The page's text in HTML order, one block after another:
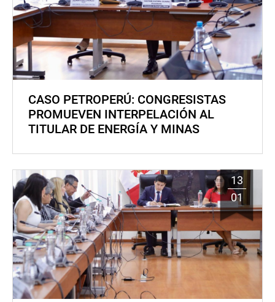
CASO PETROPERÚ: CONGRESISTAS
PROMUEVEN INTERPELACIÓN AL
TITULAR DE ENERGÍA Y MINAS
13
01